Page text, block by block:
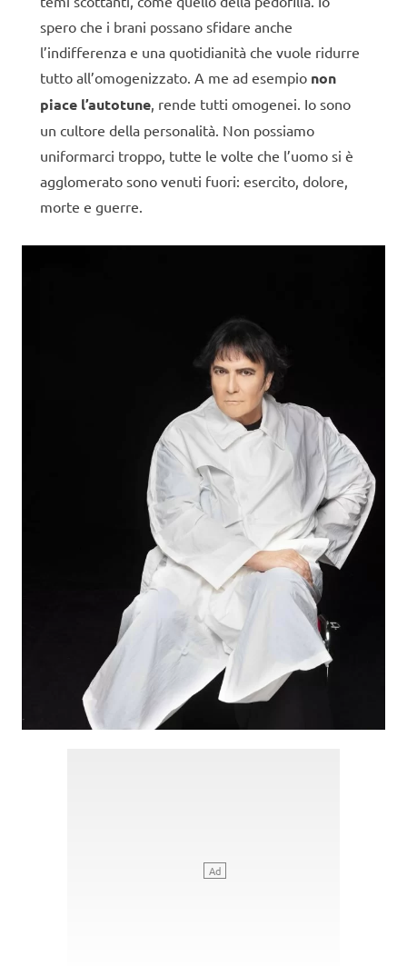
spero che i brani possano sfidare anche
l’indifferenza e una quotidianità che vuole ridurre
tutto all’omogenizzato. A me ad esempio non
piace l’autotune, rende tutti omogenei. Io sono
un cultore della personalità. Non possiamo
uniformarci troppo, tutte le volte che l’uomo si è
agglomerato sono venuti fuori: esercito, dolore,
morte e guerre.